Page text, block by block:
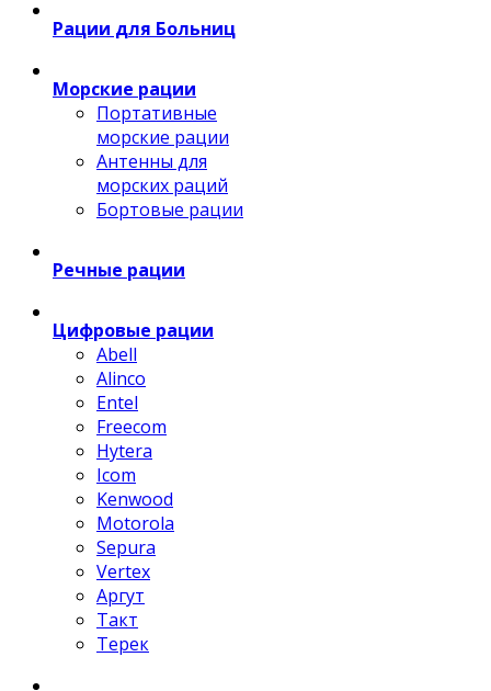
Рации для Больниц
Морские рации
Портативные
морские рации
Антенны для
морских раций
Бортовые рации
Речные рации
Цифровые рации
Abell
Alinco
Entel
Freecom
Hytera
Icom
Kenwood
Motorola
Sepura
Vertex
Аргут
Такт
Терек